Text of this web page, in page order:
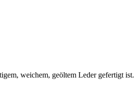
weichem, geöltem Leder gefertigt ist.